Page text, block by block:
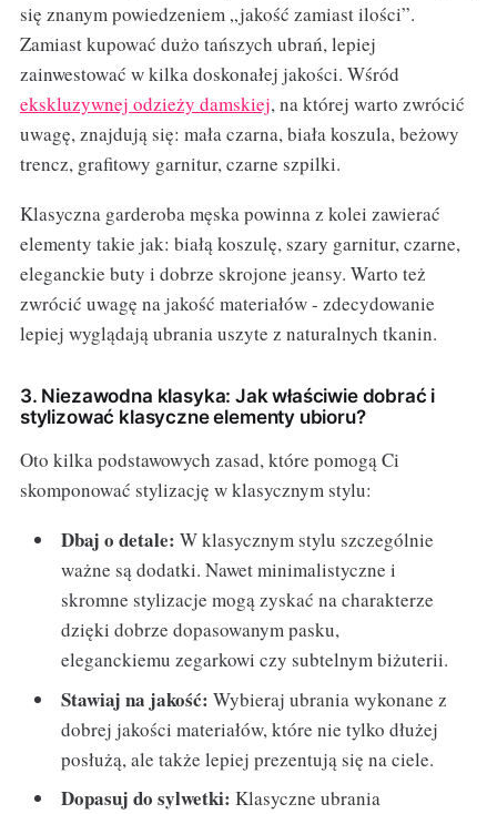
się znanym powiedzeniem „jakość zamiast ilości”.
Zamiast kupować dużo tańszych ubrań, lepiej
zainwestować w kilka doskonałej jakości. Wśród
ekskluzywnej odzieży damskiej, na której warto zwrócić
uwagę, znajdują się: mała czarna, biała koszula, beżowy
trencz, grafitowy garnitur, czarne szpilki.
Klasyczna garderoba męska powinna z kolei zawierać
elementy takie jak: białą koszulę, szary garnitur, czarne,
eleganckie buty i dobrze skrojone jeansy. Warto też
zwrócić uwagę na jakość materiałów - zdecydowanie
lepiej wyglądają ubrania uszyte z naturalnych tkanin.
3. Niezawodna klasyka: Jak właściwie dobrać i
stylizować klasyczne elementy ubioru?
Oto kilka podstawowych zasad, które pomogą Ci
skomponować stylizację w klasycznym stylu:
Dbaj o detale: W klasycznym stylu szczególnie
ważne są dodatki. Nawet minimalistyczne i
skromne stylizacje mogą zyskać na charakterze
dzięki dobrze dopasowanym pasku,
eleganckiemu zegarkowi czy subtelnym biżuterii.
Stawiaj na jakość: Wybieraj ubrania wykonane z
dobrej jakości materiałów, które nie tylko dłużej
posłużą, ale także lepiej prezentują się na ciele.
Dopasuj do sylwetki: Klasyczne ubrania